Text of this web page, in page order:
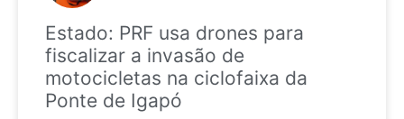
Estado: PRF usa drones para
fiscalizar a invasão de
motocicletas na ciclofaixa da
Ponte de Igapó